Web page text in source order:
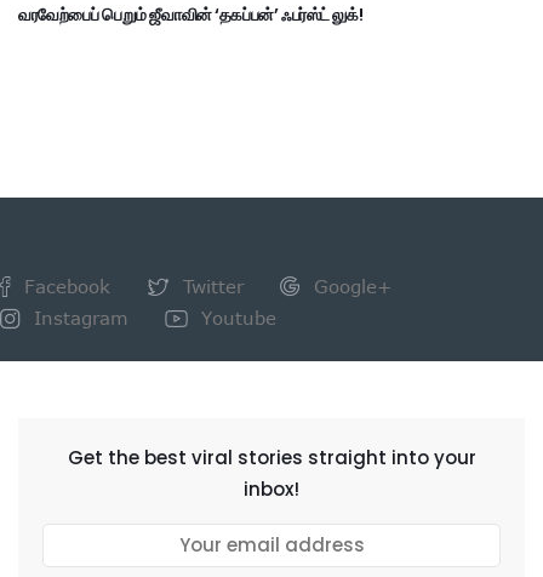
வரவேற்பைப் பெறும் ஜீவாவின் ‘தகப்பன்’ ஃபர்ஸ்ட் லுக்!
Facebook Twitter
Google+
Instagram
Youtube
Get the best viral stories straight into your
inbox!